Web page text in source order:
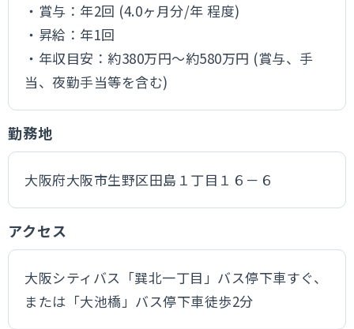
・賞与：年2回 (4.0ヶ月分/年 程度)
・昇給：年1回
・年収目安：約380万円～約580万円 (賞与、手
当、夜勤手当等を含む)
勤務地
大阪府大阪市生野区田島１丁目１６－６
アクセス
大阪シティバス「巽北一丁目」バス停下車すぐ、
または「大池橋」バス停下車徒歩2分